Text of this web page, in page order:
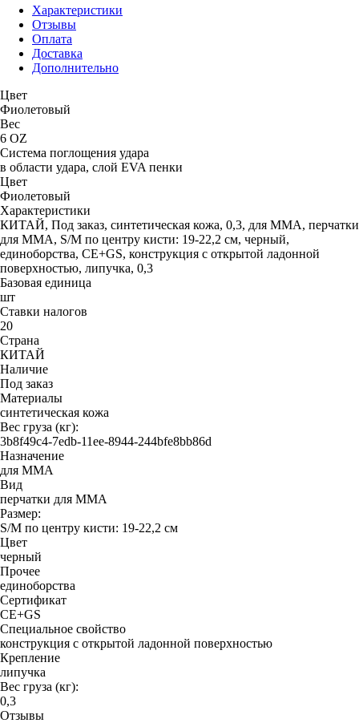
Характеристики
Отзывы
Оплата
Доставка
Дополнительно
Цвет
Фиолетовый
Вес
6 OZ
Система поглощения удара
в области удара, слой EVA пенки
Цвет
Фиолетовый
Характеристики
КИТАЙ, Под заказ, синтетическая кожа, 0,3, для ММА, перчатки
для MMA, S/M по центру кисти: 19-22,2 см, черный,
единоборства, CE+GS, конструкция с открытой ладонной
поверхностью, липучка, 0,3
Базовая единица
шт
Ставки налогов
20
Страна
КИТАЙ
Наличие
Под заказ
Материалы
синтетическая кожа
Вес груза (кг):
3b8f49c4-7edb-11ee-8944-244bfe8bb86d
Назначение
для ММА
Вид
перчатки для MMA
Размер:
S/M по центру кисти: 19-22,2 см
Цвет
черный
Прочее
единоборства
Сертификат
CE+GS
Специальное свойство
конструкция с открытой ладонной поверхностью
Крепление
липучка
Вес груза (кг):
0,3
Отзывы